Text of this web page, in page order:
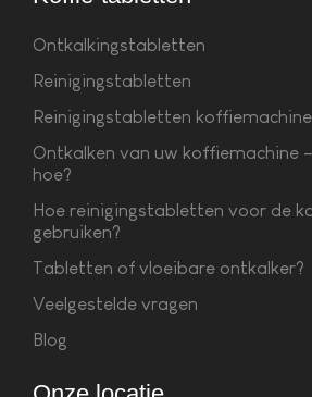
Ontkalkingstabletten
Reinigingstabletten
Reinigingstabletten koffiemachine
Ontkalken van uw koffiemachine
hoe?
Hoe reinigingstabletten voor de
gebruiken?
Tabletten of vloeibare ontkalker?
Veelgestelde vragen
Blog